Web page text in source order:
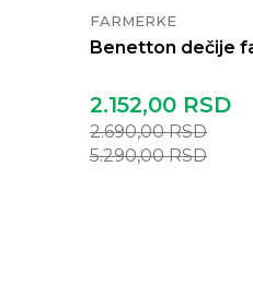
FARMERKE
Benetton dečije
2.152,00 RSD
2.690,00RSD
5.290,00RSD